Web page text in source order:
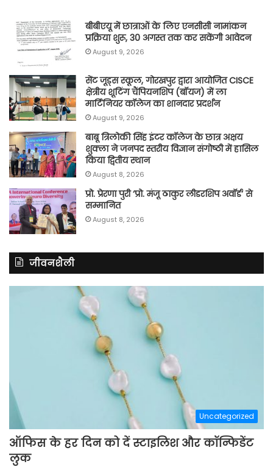
बीबीएयू में छात्राओं के लिए एनसीसी नामांकन
प्रक्रिया शुरू, 30 अगस्त तक कर सकेंगी आवेदन
August 9, 2026
सेंट जूड्स स्कूल, गोरखपुर द्वारा आयोजित CISCE
क्षेत्रीय शूटिंग चैंपियनशिप (बॉयज) में ला
मार्टिनियर कॉलेज का शानदार प्रदर्शन
August 9, 2026
बाबू त्रिलोकी सिंह इंटर कॉलेज के छात्र अक्षय
शुक्ला ने जनपद स्तरीय विज्ञान संगोष्ठी में हासिल
किया द्वितीय स्थान
August 8, 2026
प्रो. प्रेरणा पुरी ‘प्रो. मंजू ठाकुर लीडरशिप अवॉर्ड’ से
सम्मानित
August 8, 2026
जीवनशैली
Uncategorized
ऑफिस के हर दिन को दें स्टाइलिश और कॉन्फिडेंट
लुक